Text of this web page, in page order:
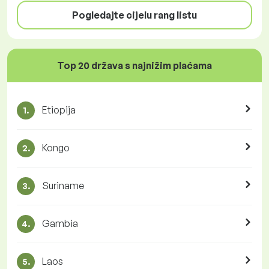
Pogledajte cijelu rang listu
Top 20 država s najnižim plaćama
1. Etiopija
2. Kongo
3. Suriname
4. Gambia
5. Laos